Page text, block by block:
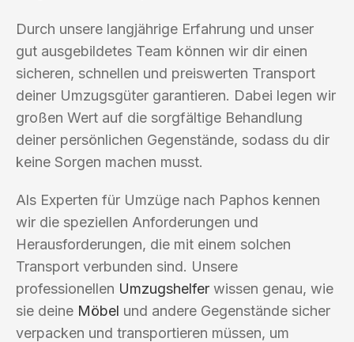
Durch unsere langjährige Erfahrung und unser
gut ausgebildetes Team können wir dir einen
sicheren, schnellen und preiswerten Transport
deiner Umzugsgüter garantieren. Dabei legen wir
großen Wert auf die sorgfältige Behandlung
deiner persönlichen Gegenstände, sodass du dir
keine Sorgen machen musst.
Als Experten für Umzüge nach Paphos kennen
wir die speziellen Anforderungen und
Herausforderungen, die mit einem solchen
Transport verbunden sind. Unsere
professionellen Umzugshelfer wissen genau, wie
sie deine Möbel und andere Gegenstände sicher
verpacken und transportieren müssen, um